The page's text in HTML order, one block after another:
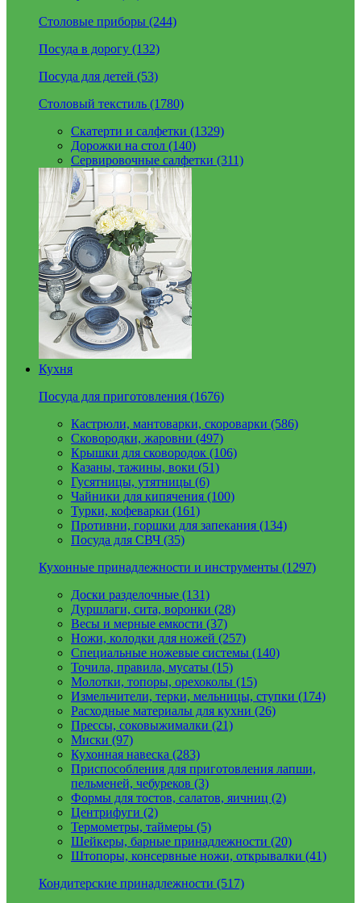
Столовые приборы (244)
Посуда в дорогу (132)
Посуда для детей (53)
Столовый текстиль (1780)
Скатерти и салфетки (1329)
Дорожки на стол (140)
Сервировочные салфетки (311)
Кухня
Посуда для приготовления (1676)
Кастрюли, мантоварки, скороварки (586)
Сковородки, жаровни (497)
Крышки для сковородок (106)
Казаны, тажины, воки (51)
Гусятницы, утятницы (6)
Чайники для кипячения (100)
Турки, кофеварки (161)
Противни, горшки для запекания (134)
Посуда для СВЧ (35)
Кухонные принадлежности и инструменты (1297)
Доски разделочные (131)
Дуршлаги, сита, воронки (28)
Весы и мерные емкости (37)
Ножи, колодки для ножей (257)
Специальные ножевые системы (140)
Точила, правила, мусаты (15)
Молотки, топоры, орехоколы (15)
Измельчители, терки, мельницы, ступки (174)
Расходные материалы для кухни (26)
Прессы, соковыжималки (21)
Миски (97)
Кухонная навеска (283)
Приспособления для приготовления лапши,
пельменей, чебуреков (3)
Формы для тостов, салатов, яичниц (2)
Центрифуги (2)
Термометры, таймеры (5)
Шейкеры, барные принадлежности (20)
Штопоры, консервные ножи, открывалки (41)
Кондитерские принадлежности (517)